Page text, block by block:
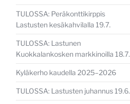
TULOSSA: Peräkonttikirppis
Lastusten kesäkahvilalla 19.7.
TULOSSA: Lastunen
Kuokkalankosken markkinoilla 18.7.
Kyläkerho kaudella 2025–2026
TULOSSA: Lastusten juhannus 19.6.